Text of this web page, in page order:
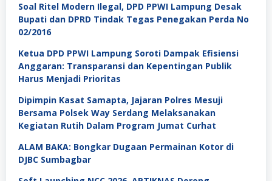
Soal Ritel Modern Ilegal, DPD PPWI Lampung Desak
Bupati dan DPRD Tindak Tegas Penegakan Perda No
02/2016
Ketua DPD PPWI Lampung Soroti Dampak Efisiensi
Anggaran: Transparansi dan Kepentingan Publik
Harus Menjadi Prioritas
Dipimpin Kasat Samapta, Jajaran Polres Mesuji
Bersama Polsek Way Serdang Melaksanakan
Kegiatan Rutih Dalam Program Jumat Curhat
ALAM BAKA: Bongkar Dugaan Permainan Kotor di
DJBC Sumbagbar